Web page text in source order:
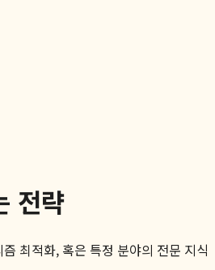
전략
최적화, 혹은 특정 분야의 전문 지식